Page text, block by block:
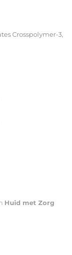
Crosspolymer-3,
Huid met Zorg